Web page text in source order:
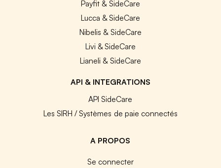
Payfit & SideCare
Lucca & SideCare
Nibelis & SideCare
Livi & SideCare
Lianeli & SideCare
API & INTEGRATIONS
API SideCare
Les SIRH / Systèmes de paie connectés
A PROPOS
Se connecter